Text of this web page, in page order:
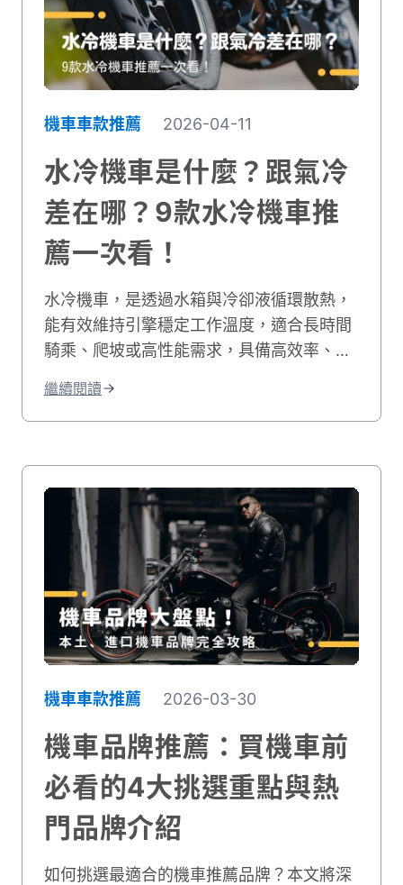
機車車款推薦 2026-04-11
水冷機車是什麼？跟氣冷
差在哪？9款水冷機車推
薦一次看！
水冷機車，是透過水箱與冷卻液循環散熱，
能有效維持引擎穩定工作溫度，適合長時間
騎乘、爬坡或高性能需求，具備高效率、噪
冷，水冷系統的散熱效果更佳，能減少熱衰
竭。這篇文章將從水冷引擎的運作原理開始
會告訴你目前市場上最熱門的水冷機車車
款，讓你在選車前有個清楚的參考依據。
繼續閱讀
機車車款推薦 2026-03-30
機車品牌推薦：買機車前
必看的4大挑選重點與熱
門品牌介紹
如何挑選最適合的機車推薦品牌？本文將深